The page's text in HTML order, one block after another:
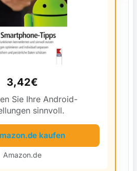
3,42€
Sie Ihre Android-
sinnvoll.
kaufen
Amazon.de